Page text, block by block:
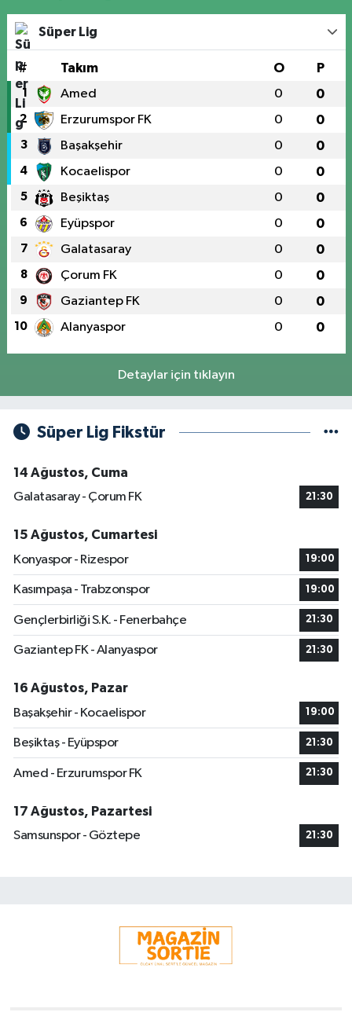
Süper Lig
# Takım O P
1 Amed 0 0
2 Erzurumspor FK 0 0
3 Başakşehir 0 0
4 Kocaelispor 0 0
5 Beşiktaş 0 0
6 Eyüpspor 0 0
7 Galatasaray 0 0
8 Çorum FK 0 0
9 Gaziantep FK 0 0
10 Alanyaspor 0 0
Detaylar için tıklayın
Süper Lig Fikstür
14 Ağustos, Cuma
Galatasaray - Çorum FK
21:30
15 Ağustos, Cumartesi
Konyaspor - Rizespor
19:00
Kasımpaşa - Trabzonspor 19:00
Gençlerbirliği S.K. - Fenerbahçe 21:30
Gaziantep FK - Alanyaspor 21:30
16 Ağustos, Pazar
Başakşehir - Kocaelispor
19:00
Beşiktaş - Eyüpspor 21:30
Amed - Erzurumspor FK 21:30
17 Ağustos, Pazartesi
Samsunspor - Göztepe
21:30